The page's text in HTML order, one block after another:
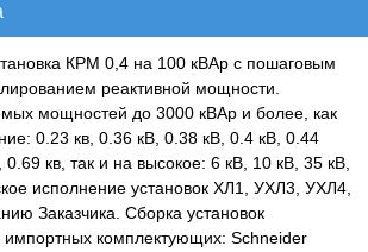
КРМ 0,4 на 100 кВАр с пошаговым
реактивной мощности.
мощностей до 3000 кВАр и более, как
0.23 кв, 0.36 кВ, 0.38 кВ, 0.4 кВ, 0.44
кв, так и на высокое: 6 кВ, 10 кВ, 35 кВ,
исполнение установок ХЛ1, УХЛ3, УХЛ4,
Заказчика. Сборка установок
импортных комплектующих: Schneider